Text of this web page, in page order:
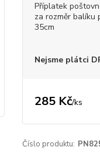
Příplatek
za rozměr balíku
35cm
Nejsme plátci
285 Kč/ks
Číslo produktu: